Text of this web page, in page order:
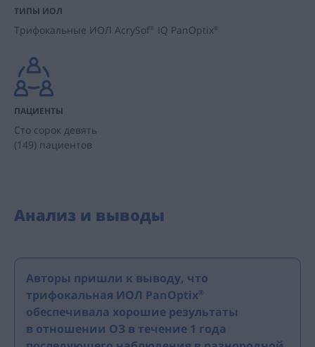
ТИПЫ ИОЛ
Трифокальные ИОЛ AcrySof® IQ PanOptix®
ПАЦИЕНТЫ
Сто сорок девять
(149) пациентов
Анализ и выводы
Авторы пришли к выводу, что
трифокальная ИОЛ PanOptix®
обеспечивала хорошие результаты
в отношении ОЗ в течение 1 года